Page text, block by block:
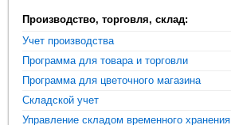
Производство, торговля, склад:
Учет производства
Программа для товара и торговли
Программа для цветочного магазина
Складской учет
Управление складом временного хранения